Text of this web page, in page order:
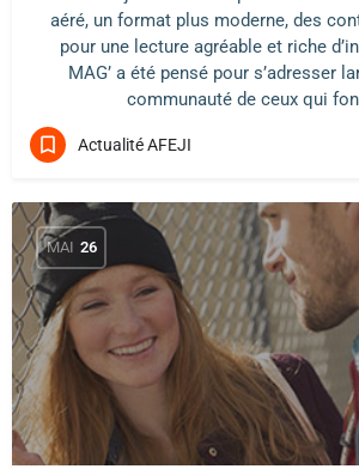
aéré, un format plus moderne, des
pour une lecture agréable et riche
MAG’ a été pensé pour s’adresser
communauté de ceux qui
Actualité AFEJI
MAI 26